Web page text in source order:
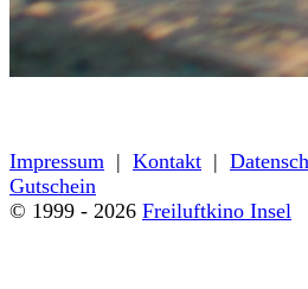
Impressum | Kontakt |
Gutschein
© 1999 - 2026 Freiluftkino Insel